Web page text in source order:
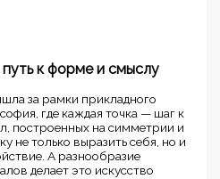
путь к форме и смыслу
за рамки прикладного
где каждая точка — шаг к
построенных на симметрии и
не только выразить себя, но и
А разнообразие
делает это искусство